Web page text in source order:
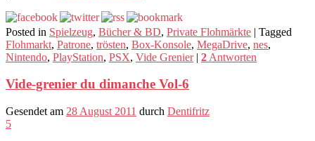
Posted in Spielzeug, Bücher & BD, Private Flohmärkte | Tagged
Flohmarkt, Patrone, trösten, Box-Konsole, MegaDrive, nes,
Nintendo, PlayStation, PSX, Vide Grenier | 2 Antworten
Vide-grenier du dimanche Vol-6
Gesendet am 28 August 2011 durch Dentifritz
5